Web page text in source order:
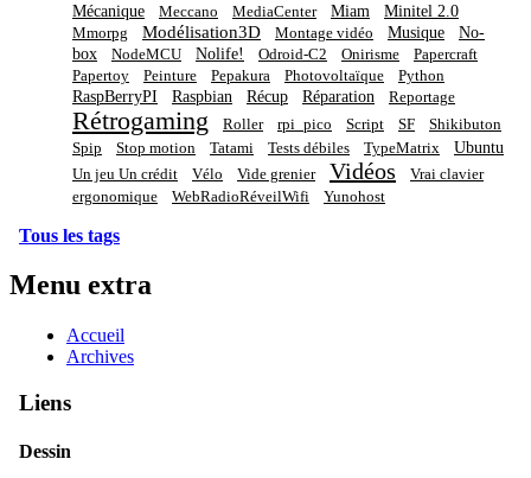
Mécanique Meccano MediaCenter Miam Minitel 2.0
Mmorpg Modélisation3D Montage vidéo Musique
No-
box
NodeMCU Nolife! Odroid-C2 Onirisme
Papercraft
Papertoy
Peinture Pepakura Photovoltaïque Python
RaspBerryPI Raspbian Récup Réparation Reportage
Rétrogaming Roller rpi_pico Script SF
Shikibuton
Spip
Stop motion Tatami Tests débiles TypeMatrix Ubuntu
Un jeu Un crédit Vélo Vide grenier Vidéos
Vrai clavier
ergonomique
WebRadioRéveilWifi Yunohost
Tous les tags
Menu extra
Accueil
Archives
Liens
Dessin